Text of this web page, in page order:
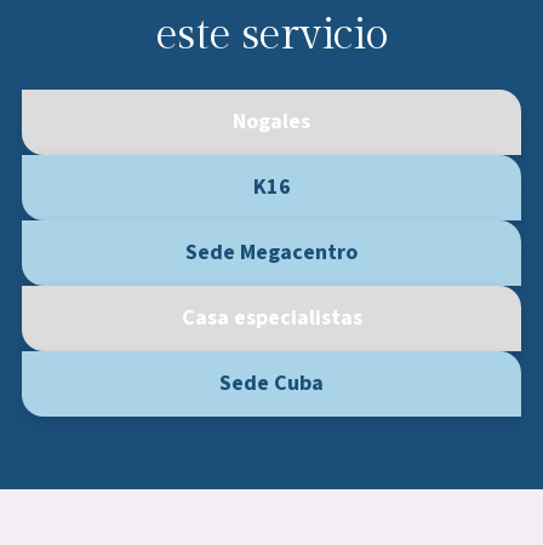
este servicio
Nogales
K16
Sede Megacentro
Casa especialistas
Sede Cuba